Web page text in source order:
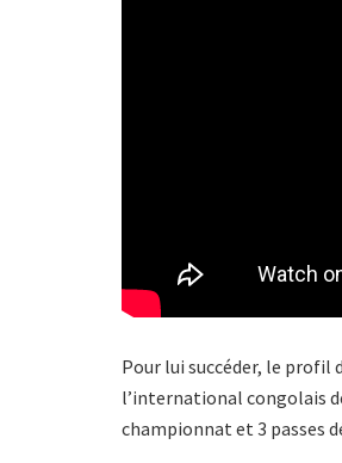
Pour lui succéder, le profil
l’international congolais
championnat et 3 passes